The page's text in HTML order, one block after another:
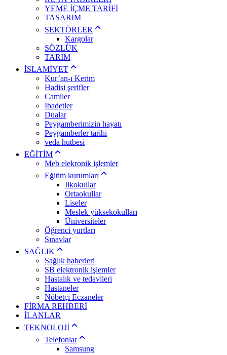
YEME İÇME TARİFİ
TASARIM
SEKTÖRLER
Kargolar
SÖZLÜK
TARIM
İSLAMİYET
Kur’an-ı Kerim
Hadisi şerifler
Camiler
İbadetler
Dualar
Peygamberimizin hayatı
Peygamberler tarihi
veda hutbesi
EĞİTİM
Meb elekronik işlemler
Eğitim kurumları
İlkokullar
Ortaokullar
Liseler
Meslek yüksekokulları
Üniversiteler
Öğrenci yurtları
Sınavlar
SAĞLIK
Sağlık haberleri
SB elektronik işlemler
Hastalık ve tedavileri
Hastaneler
Nöbetçi Eczaneler
FİRMA REHBERİ
İLANLAR
TEKNOLOJİ
Telefonlar
Samsung